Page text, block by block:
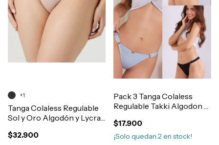
Tanga Colaless Regulable
Sol y Oro Algodón y Lycra
$32.900
+1
Pack 3 Tanga Colaless
Regulable Takki Algodon y
20mm Art.4078
$17.900
¡Solo quedan 2en stock!